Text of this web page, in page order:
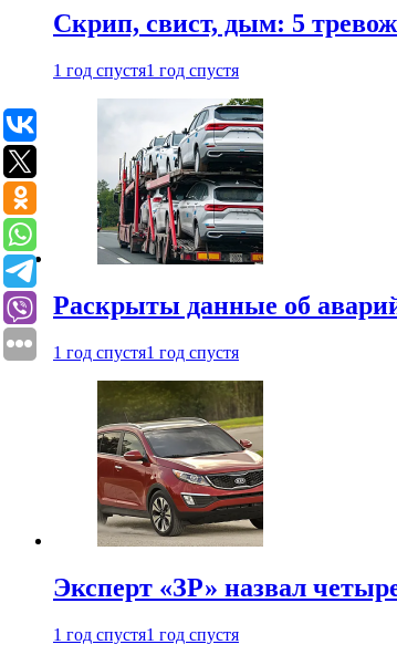
Скрип, свист, дым: 5
1 год спустя1 год спустя
Раскрыты данные об
1 год спустя1 год спустя
Эксперт «ЗР» назвал
1 год спустя1 год спустя